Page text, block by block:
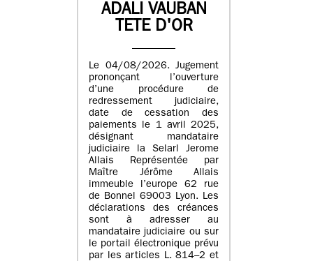
ADALI VAUBAN
TETE D'OR
Le 04/08/2026. Jugement
prononçant l’ouverture
d’une procédure de
redressement judiciaire,
date de cessation des
paiements le 1 avril 2025,
désignant mandataire
judiciaire la Selarl Jerome
Allais Représentée par
Maître Jérôme Allais
immeuble l’europe 62 rue
de Bonnel 69003 Lyon. Les
déclarations des créances
sont à adresser au
mandataire judiciaire ou sur
le portail électronique prévu
par les articles L. 814–2 et